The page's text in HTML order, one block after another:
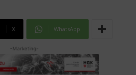
X WhatsApp
-Marketing-